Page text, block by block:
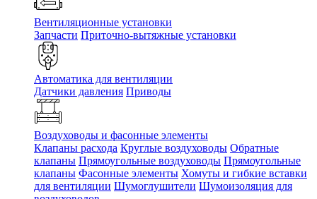
Вентиляционные установки
Запчасти Приточно-вытяжные установки
Автоматика для вентиляции
Датчики давления Приводы
Воздуховоды и фасонные элементы
Клапаны расхода Круглые воздуховоды Обратные
клапаны Прямоугольные воздуховоды Прямоугольные
клапаны Фасонные элементы Хомуты и гибкие вставки
для вентиляции Шумоглушители Шумоизоляция для